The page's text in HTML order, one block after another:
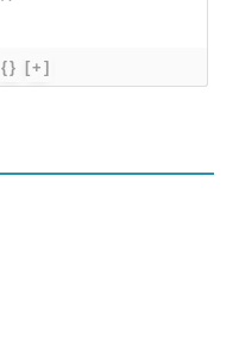
{} [+]